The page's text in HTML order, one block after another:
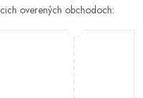
overených obchodoch: